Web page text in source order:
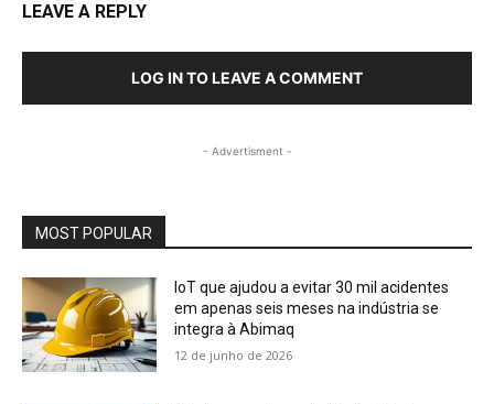
LEAVE A REPLY
LOG IN TO LEAVE A COMMENT
- Advertisment -
MOST POPULAR
IoT que ajudou a evitar 30 mil acidentes
em apenas seis meses na indústria se
integra à Abimaq
12 de junho de 2026